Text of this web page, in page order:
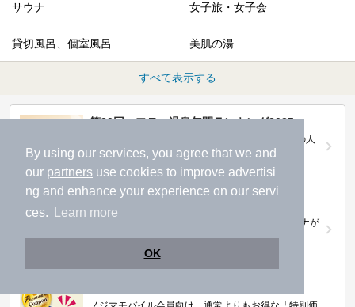
By using our services, you agree that we and
our partners use cookies to improve advertisi
ng and enhance your experience on our servi
ces.
Learn more
OK
サウナ 女子旅・女子会
貸切風呂、個室風呂 美肌の湯
すべて表示する
第20回ニフティ温泉年間ランキング2025
全国約2.2万件の中から頂点に選ばれた、2025年の人
気施設は…
おふろ好きユーザーの投票により、全国No.1サウナが